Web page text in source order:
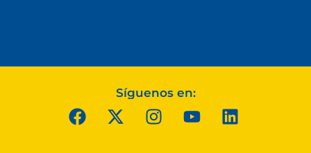
Síguenos en: